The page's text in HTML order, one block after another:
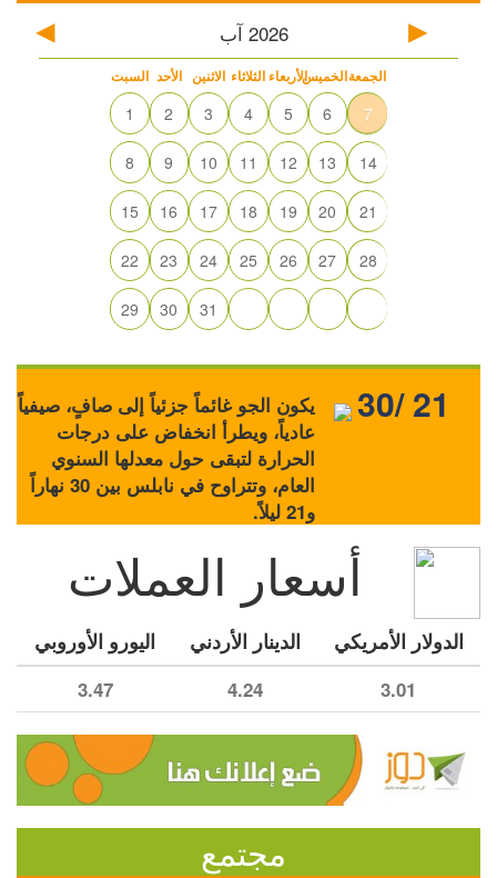
2026 آب
السبت الأحد الاثنين الثلاثاء الأربعاءالخميسالجمعة
1 2 3 4 5 6 7
8 9 10 11 12 13 14
15 16 17 18 19 20 21
22 23 24 25 26 27 28
29 30 31
يكون الجو غائماً جزئياً إلى صافٍ، صيفياً
عادياً، ويطرأ انخفاض على درجات
الحرارة لتبقى حول معدلها السنوي
العام، وتتراوح في نابلس بين 30 نهاراً
و21 ليلاً.
30/ 21
أسعار العملات
الدولار الأمريكي الدينار الأردني اليورو الأوروبي
3.01
4.24
3.47
مجتمع